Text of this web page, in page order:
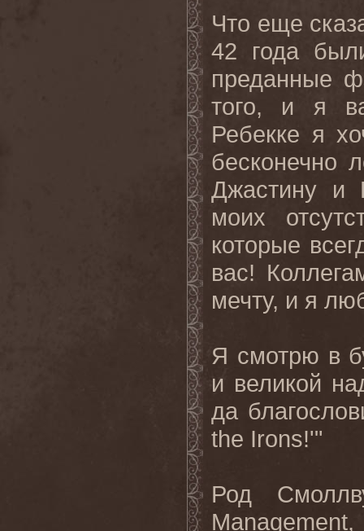
Что еще
42 года
преданные
того, и я
Ребекке я
бесконечно
Джастину и
моих
которые
вас!
мечту, и я
Я смотрю в
и великой
да
the Irons!'"
Род
Management,